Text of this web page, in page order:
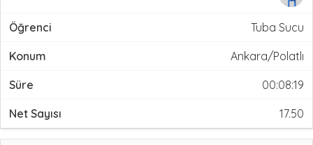
Tuba Sucu
Ankara/Polatlı
00:08:19
17.50